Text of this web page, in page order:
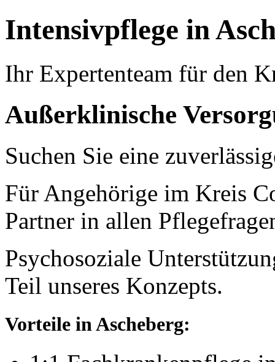
Intensivpflege in
Ihr Expertenteam für den
Außerklinische
Suchen Sie eine
Für Angehörige im Kreis
Partner in allen
Psychosoziale
Teil unseres Konzepts.
Vorteile in Ascheberg: